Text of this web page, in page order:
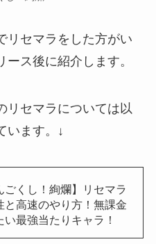
リセマラをした方がい
ス後に紹介します。
リセマラについては以
います。↓
ごくし！絢爛】リセマラ
と高速のやり方！無課金
い最強当たりキャラ！